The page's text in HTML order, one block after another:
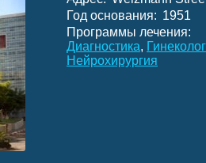
Год основания: 1951
Программы лечения:
Диагностика,
Нейрохирургия